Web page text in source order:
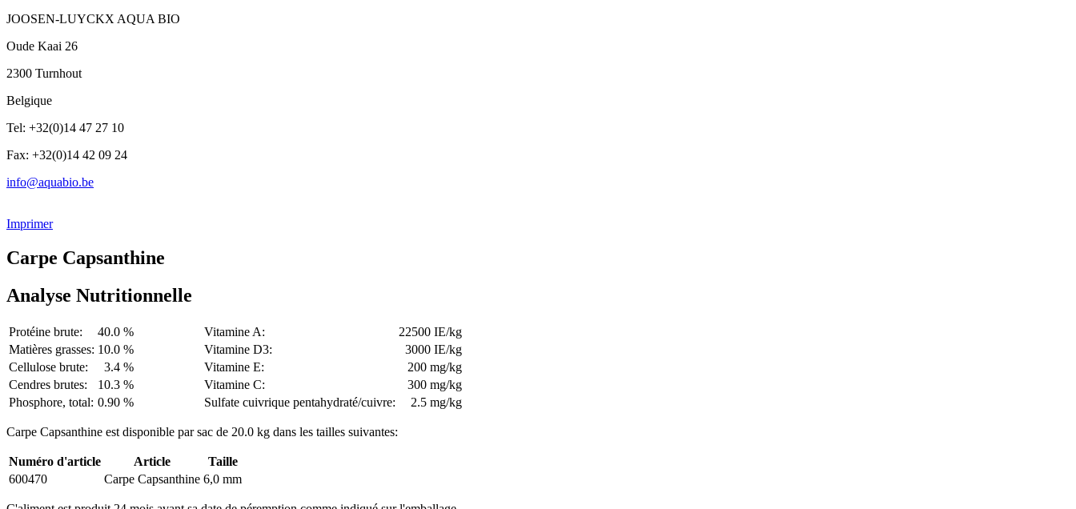
JOOSEN-LUYCKX AQUA BIO
Oude Kaai 26
2300 Turnhout
Belgique
Tel: +32(0)14 47 27 10
Fax: +32(0)14 42 09 24
info@aquabio.be
Imprimer
Carpe Capsanthine
Analyse Nutritionnelle
Protéine brute: 40.0 % Vitamine A:
22500 IE/kg
Matières grasses: 10.0 % Vitamine D3:
3000 IE/kg
Cellulose brute:
3.4 % Vitamine E:
200 mg/kg
Cendres brutes:
10.3 % Vitamine C:
300 mg/kg
Phosphore, total: 0.90 % Sulfate cuivrique pentahydraté/cuivre: 2.5 mg/kg
Carpe Capsanthine est disponible par sac de 20.0 kg dans les tailles suivantes:
Numéro d'article Article
Taille
600470
Carpe Capsanthine 6,0 mm